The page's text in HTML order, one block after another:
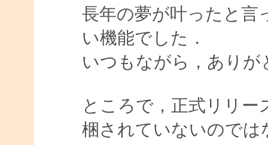
長年の夢が叶ったと言
い機能でした．
いつもながら，ありが
ところで，正式リリ
梱されていないのでは